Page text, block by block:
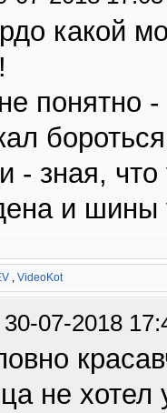
какой
понятно
- зная,
и шины
, VideoKot
30-07-2018
не хотел